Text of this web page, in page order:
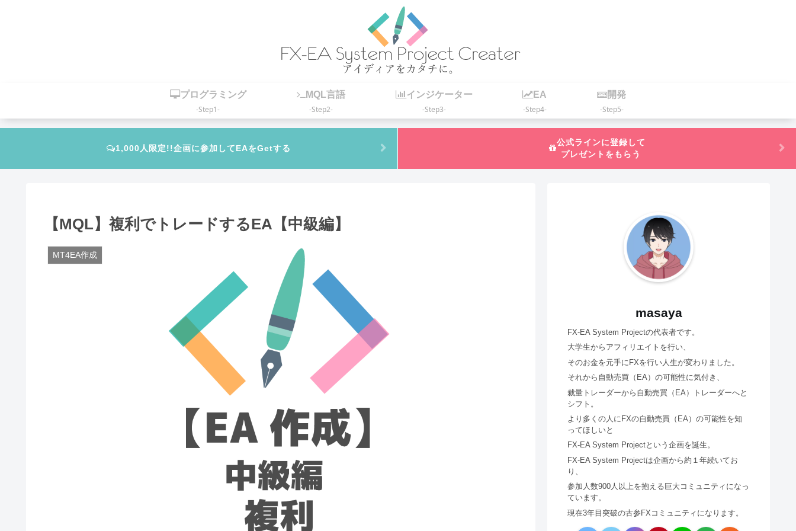
プログラミング
-Step1-
MQL言語
-Step2-
インジケーター
-Step3-
EA
-Step4-
開発
-Step5-
1,000人限定!!企画に参加してEAをGetする
公式ラインに登録して
プレゼントをもらう
【MQL】複利でトレードするEA【中級編】
MT4EA作成
masaya
FX-EA System Projectの代表者です。
大学生からアフィリエイトを行い、
そのお金を元手にFXを行い人生が変わりました。
それから自動売買（EA）の可能性に気付き、
裁量トレーダーから自動売買（EA）トレーダーへと
シフト。
より多くの人にFXの自動売買（EA）の可能性を知
ってほしいと
FX-EA System Projectという企画を誕生。
FX-EA System Projectは企画から約１年続いてお
り、
参加人数900人以上を抱える巨大コミュニティになっ
ています。
現在3年目突破の古参FXコミュニティになります。